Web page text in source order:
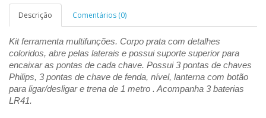
Descrição Comentários (0)
Kit ferramenta multifunções. Corpo prata com detalhes
coloridos, abre pelas laterais e possui suporte superior para
encaixar as pontas de cada chave. Possui 3 pontas de chaves
Philips, 3 pontas de chave de fenda, nível, lanterna com botão
para ligar/desligar e trena de 1 metro . Acompanha 3 baterias
LR41.